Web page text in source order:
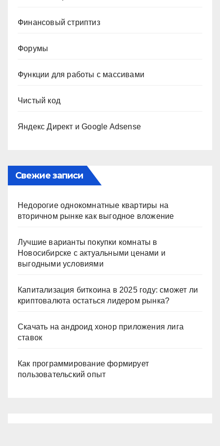
Финансовый стриптиз
Форумы
Функции для работы с массивами
Чистый код
Яндекс Директ и Google Adsense
Свежие записи
Недорогие однокомнатные квартиры на
вторичном рынке как выгодное вложение
Лучшие варианты покупки комнаты в
Новосибирске с актуальными ценами и
выгодными условиями
Капитализация биткоина в 2025 году: сможет ли
криптовалюта остаться лидером рынка?
Скачать на андроид хонор приложения лига
ставок
Как программирование формирует
пользовательский опыт